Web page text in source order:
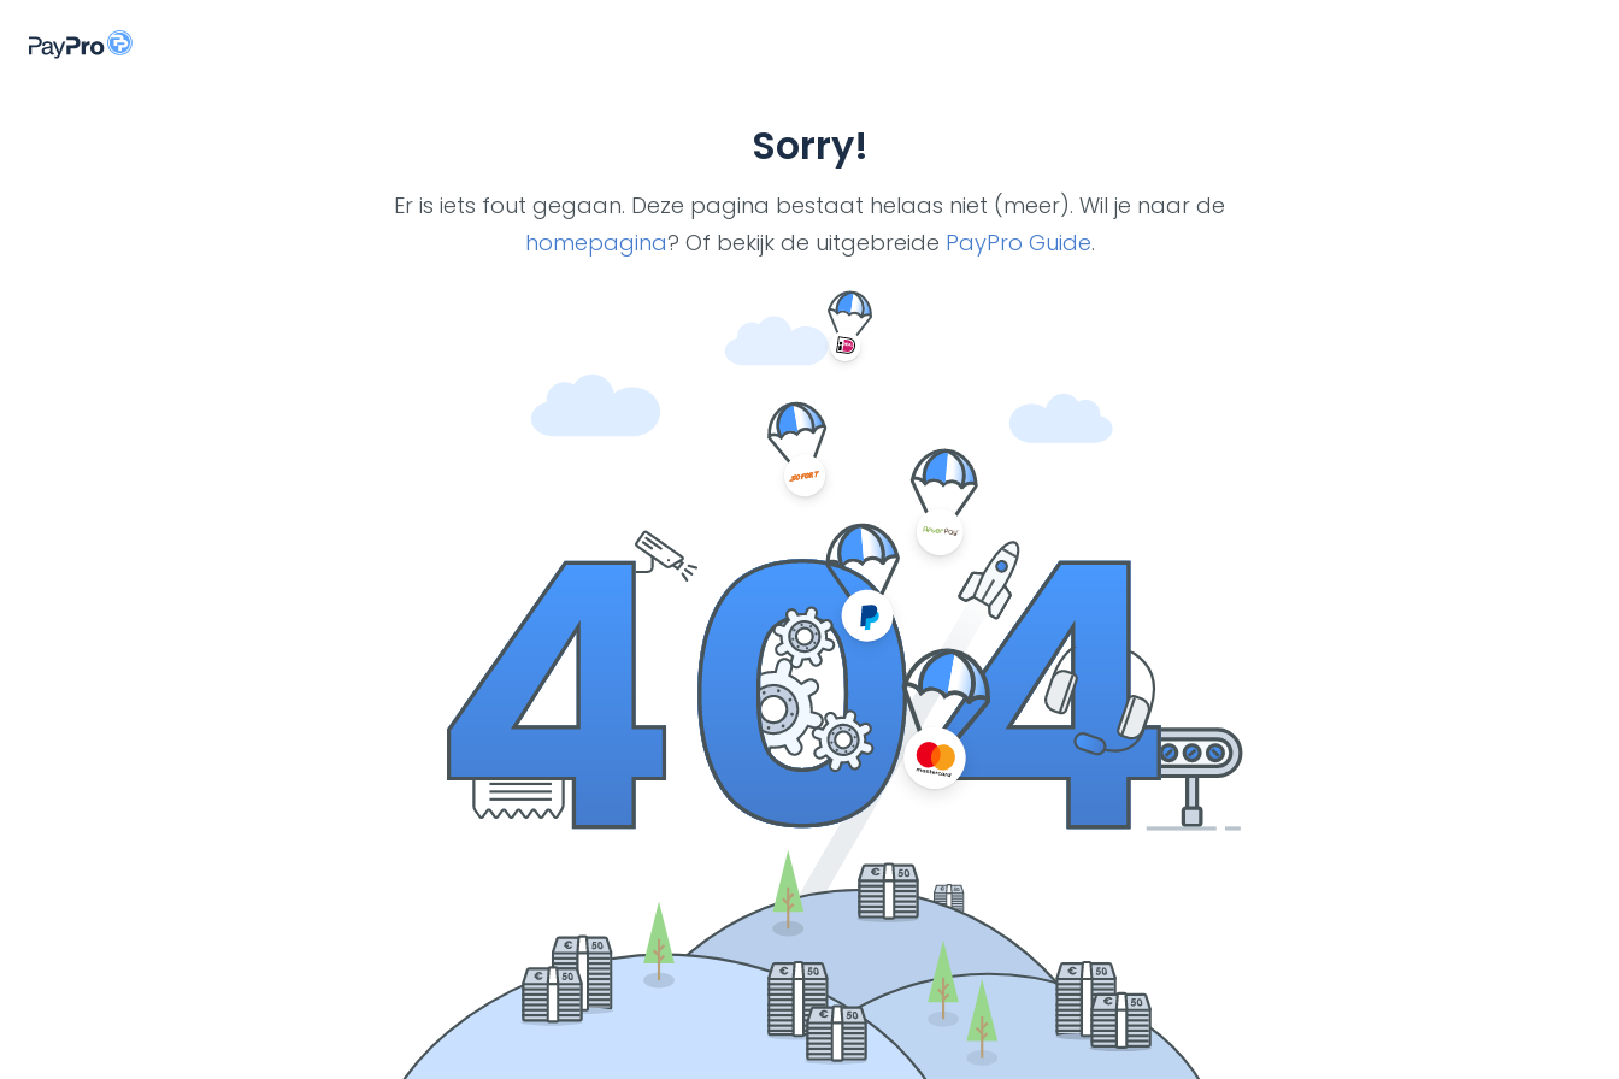
Sorry!
Er is iets fout gegaan. Deze pagina bestaat helaas niet (meer). Wil je naar de
homepagina? Of bekijk de uitgebreide PayPro Guide.